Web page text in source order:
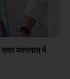
सदर अस्पताल में